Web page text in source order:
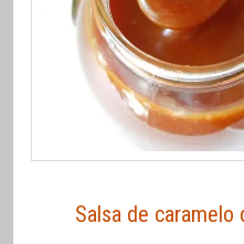
Salsa de caramelo